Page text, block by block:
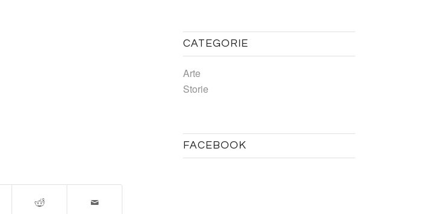
CATEGORIE
Arte
Storie
FACEBOOK